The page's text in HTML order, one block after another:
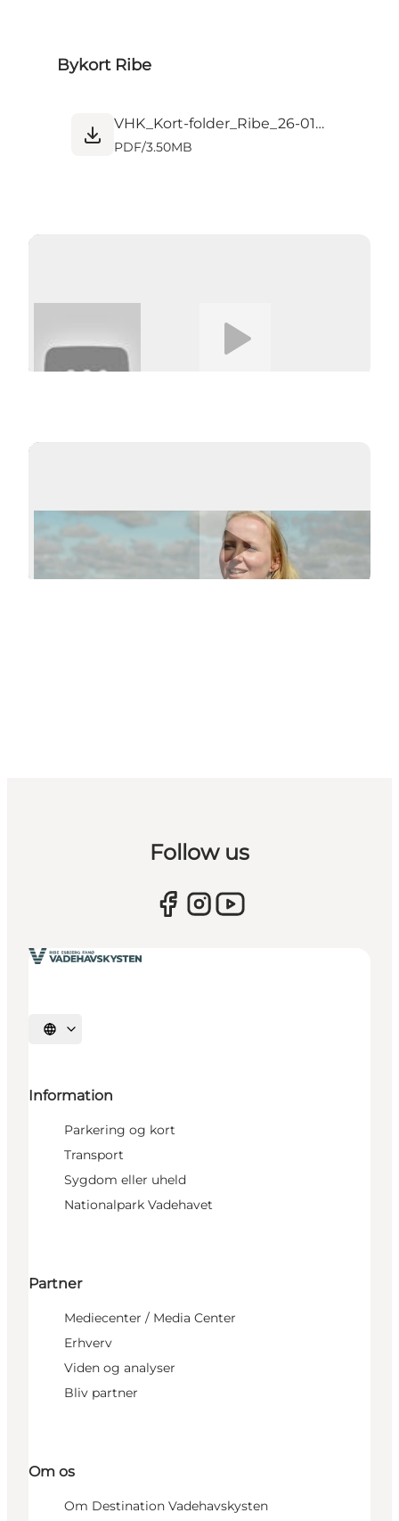
Bykort Ribe
VHK_Kort-folder_Ribe_26-01_web.pdf
PDF/3.50MB
Afspil video
Follow us
Vælg sprog
Information
Parkering og kort
Transport
Sygdom eller uheld
Nationalpark Vadehavet
Partner
Mediecenter / Media Center
Erhverv
Viden og analyser
Bliv partner
Om os
Om Destination Vadehavskysten